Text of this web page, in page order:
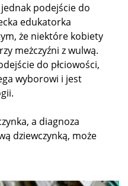
podejście do
edukatorka
że niektóre kobiety
meżczyźni z wulwą.
do płciowości,
wyborowi i jest
a diagnoza
dziewczynką, może